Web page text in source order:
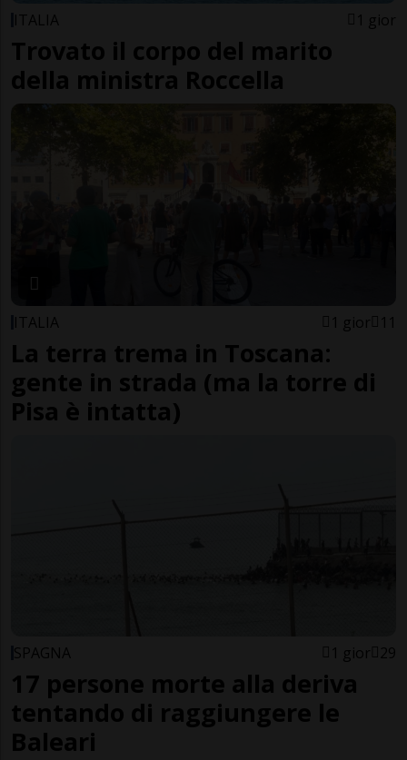
ITALIA 1 gior
Trovato il corpo del marito
della ministra Roccella
ITALIA 1 gior 11
La terra trema in Toscana:
gente in strada (ma la torre di
Pisa è intatta)
SPAGNA 1 gior 29
17 persone morte alla deriva
tentando di raggiungere le
Baleari